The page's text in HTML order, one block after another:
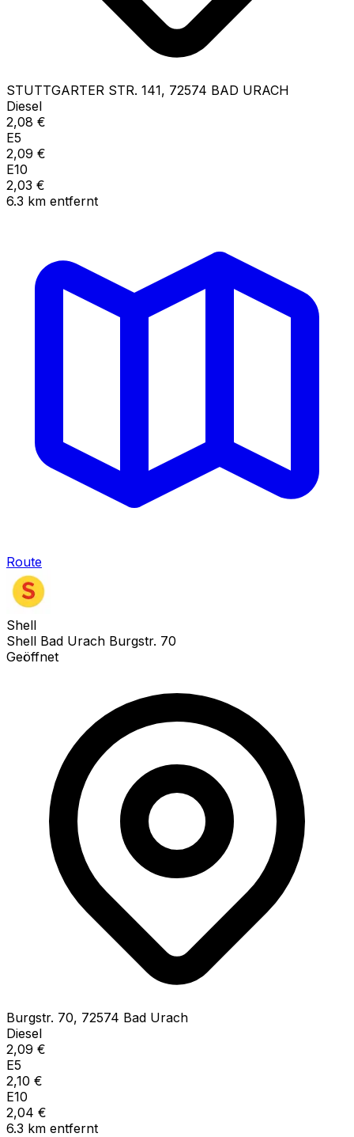
STUTTGARTER STR. 141, 72574 BAD URACH
Diesel
2,08 €
E5
2,09 €
E10
2,03 €
6.3 km entfernt
Route
Shell
Shell Bad Urach Burgstr. 70
Geöffnet
Burgstr. 70, 72574 Bad Urach
Diesel
2,09 €
E5
2,10 €
E10
2,04 €
6.3 km entfernt